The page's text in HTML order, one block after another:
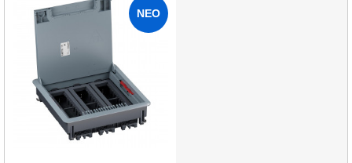
ΝΈΟ